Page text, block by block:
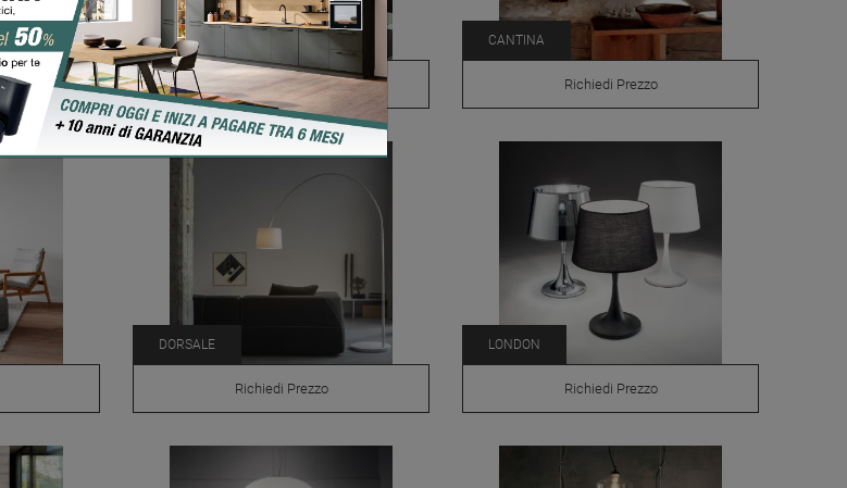
LUCCIOLA
Richiedi Prezzo
CANTINA
Richiedi Prezzo
DORSALE
Richiedi Prezzo
LONDON
Richiedi Prezzo